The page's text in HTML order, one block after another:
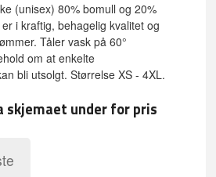
(unisex) 80% bomull og 20%
i kraftig, behagelig kvalitet og
Tåler vask på 60°
om at enkelte
bli utsolgt. Størrelse XS - 4XL.
skjemaet under for pris